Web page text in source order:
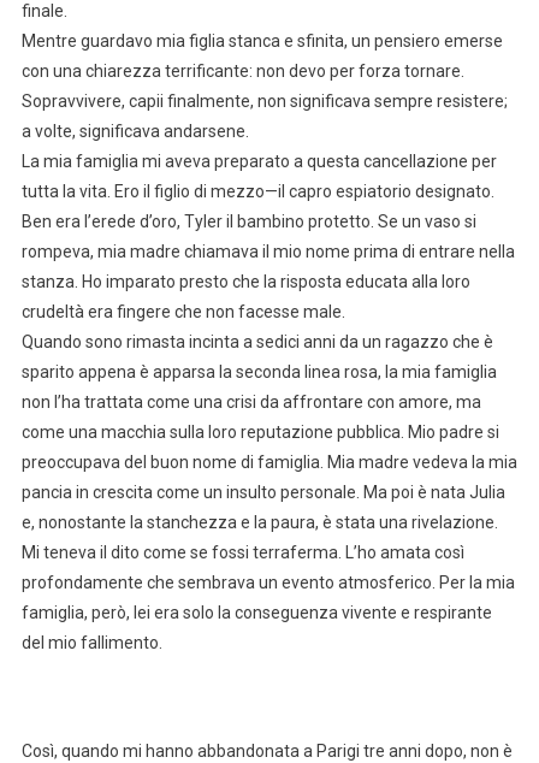
finale.
Mentre guardavo mia figlia stanca e sfinita, un pensiero emerse
con una chiarezza terrificante: non devo per forza tornare.
Sopravvivere, capii finalmente, non significava sempre resistere;
a volte, significava andarsene.
La mia famiglia mi aveva preparato a questa cancellazione per
tutta la vita. Ero il figlio di mezzo—il capro espiatorio designato.
Ben era l’erede d’oro, Tyler il bambino protetto. Se un vaso si
rompeva, mia madre chiamava il mio nome prima di entrare nella
stanza. Ho imparato presto che la risposta educata alla loro
crudeltà era fingere che non facesse male.
Quando sono rimasta incinta a sedici anni da un ragazzo che è
sparito appena è apparsa la seconda linea rosa, la mia famiglia
non l’ha trattata come una crisi da affrontare con amore, ma
come una macchia sulla loro reputazione pubblica. Mio padre si
preoccupava del buon nome di famiglia. Mia madre vedeva la mia
pancia in crescita come un insulto personale. Ma poi è nata Julia
e, nonostante la stanchezza e la paura, è stata una rivelazione.
Mi teneva il dito come se fossi terraferma. L’ho amata così
profondamente che sembrava un evento atmosferico. Per la mia
famiglia, però, lei era solo la conseguenza vivente e respirante
del mio fallimento.
Così, quando mi hanno abbandonata a Parigi tre anni dopo, non è